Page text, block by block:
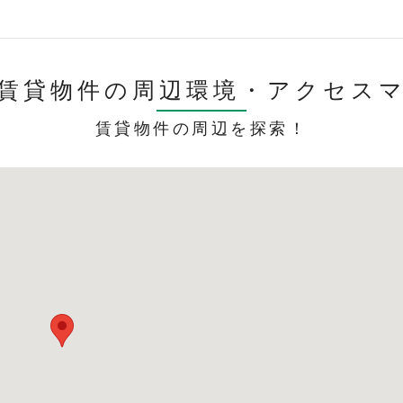
貸物件の周辺環境・ アクセス
賃貸物件の周辺を探索！